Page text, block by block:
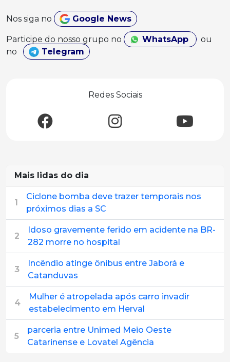
Nos siga no Google News
Participe do nosso grupo no WhatsApp
ou
no
Telegram
Redes Sociais
Mais lidas do dia
1
Ciclone bomba deve trazer temporais nos
próximos dias a SC
2
Idoso gravemente ferido em acidente na BR-
282 morre no hospital
3
Incêndio atinge ônibus entre Jaborá e
Catanduvas
4
Mulher é atropelada após carro invadir
estabelecimento em Herval
5
parceria entre Unimed Meio Oeste
Catarinense e Lovatel Agência